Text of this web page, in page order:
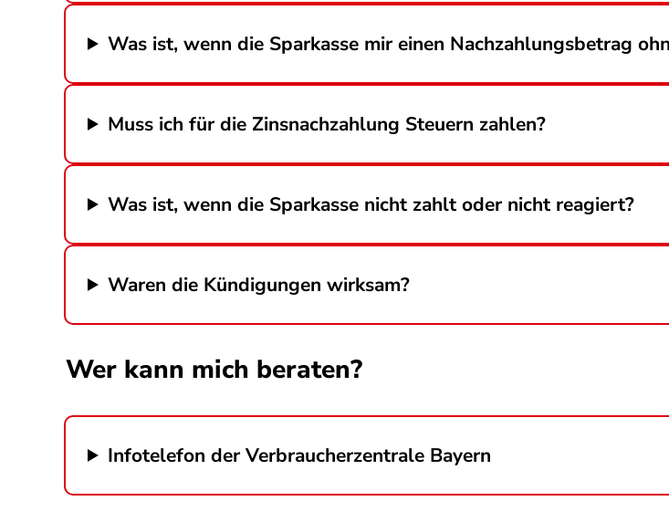
Was ist, wenn die Sparkasse mir einen Nachzahlungsbetrag
Muss ich für die Zinsnachzahlung Steuern zahlen?
Was ist, wenn die Sparkasse nicht zahlt oder nicht reagiert?
Waren die Kündigungen wirksam?
Wer kann mich beraten?
Infotelefon der Verbraucherzentrale Bayern